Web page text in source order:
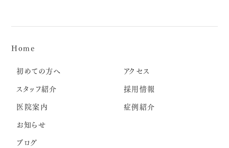
Home
初めての方へ
スタッフ紹介
医院案内
アクセス
採用情報
症例紹介
お知らせ
ブログ